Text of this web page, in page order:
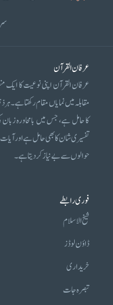
عرفان القرآن
عرفان القرآن اپنی نوعیت کا ایک
مقابلہ میں نمایاں مقام رکھتا ہے۔
کا حامل ہے، جس میں بامحاورہ
تفسیری شان کا بھی حامل ہے اور
حوالوں سے بے نیاز کر دیتا ہے۔
فوری رابطے
شیخ الاسلام
ڈاؤن لوڈز
خریداری
تبصرہ جات